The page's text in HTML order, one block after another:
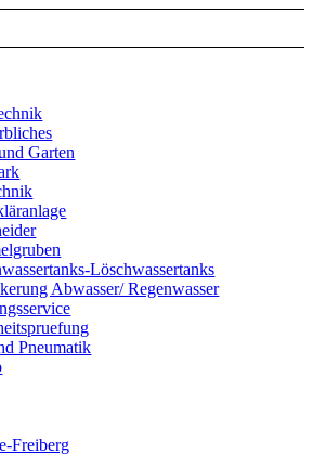
Garten
Löschwassertanks
Abwasser/ Regenwasser
Pneumatik
Freiberg